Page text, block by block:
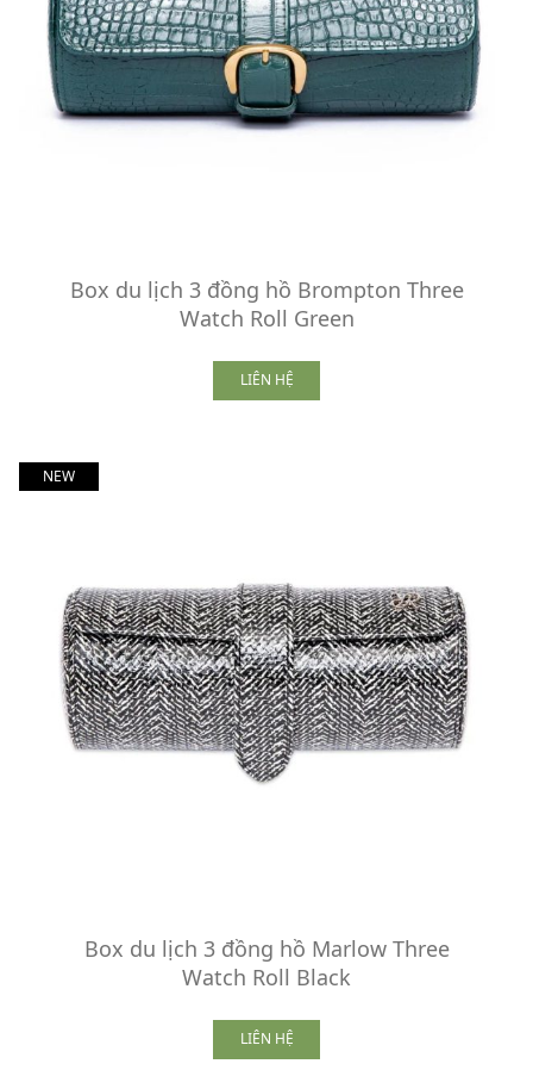
Box du lịch 3 đồng hồ Brompton Three
Watch Roll Green
LIÊN HỆ
NEW
Box du lịch 3 đồng hồ Marlow Three
Watch Roll Black
LIÊN HỆ